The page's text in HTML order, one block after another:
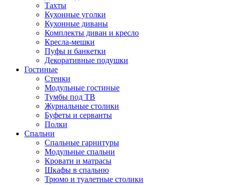
Тахты
Кухонные уголки
Кухонные диваны
Комплекты диван и кресло
Кресла-мешки
Пуфы и банкетки
Декоративные подушки
Гостиные
Стенки
Модульные гостиные
Тумбы под ТВ
Журнальные столики
Буфеты и серванты
Полки
Спальни
Спальные гарнитуры
Модульные спальни
Кровати и матрасы
Шкафы в спальню
Трюмо и туалетные столики